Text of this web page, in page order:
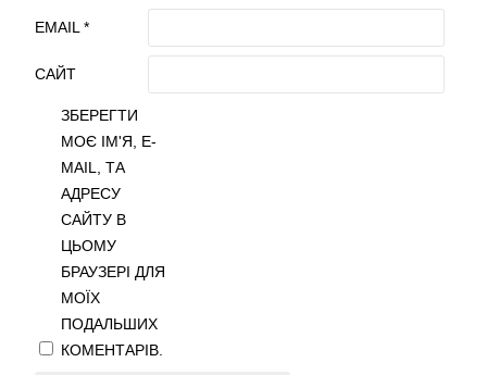
EMAIL *
САЙТ
ЗБЕРЕГТИ
МОЄ ІМ'Я, E-
MAIL, ТА
АДРЕСУ
САЙТУ В
ЦЬОМУ
БРАУЗЕРІ ДЛЯ
МОЇХ
ПОДАЛЬШИХ
КОМЕНТАРІВ.